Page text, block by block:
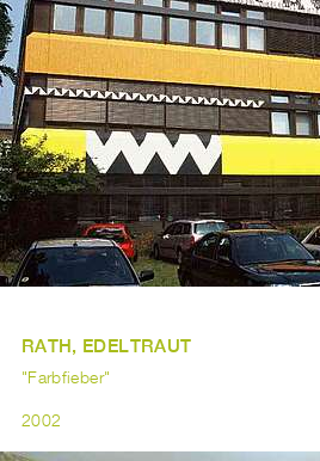
RATH, EDELTRAUT
"Farbfieber"
2002